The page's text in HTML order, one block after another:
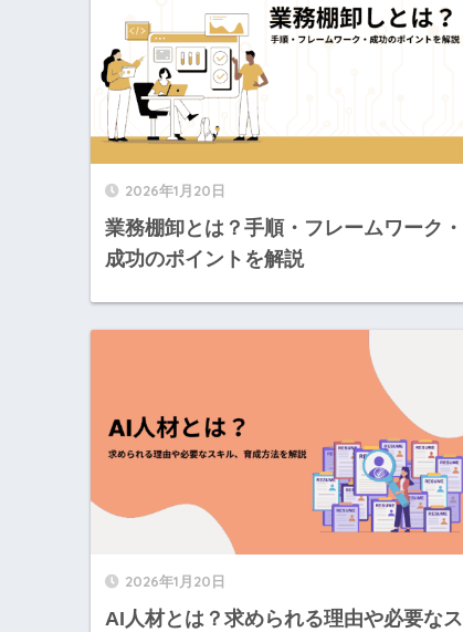
2026年1月20日
業務棚卸とは？手順・フレームワーク・
成功のポイントを解説
2026年1月20日
AI人材とは？求められる理由や必要なス